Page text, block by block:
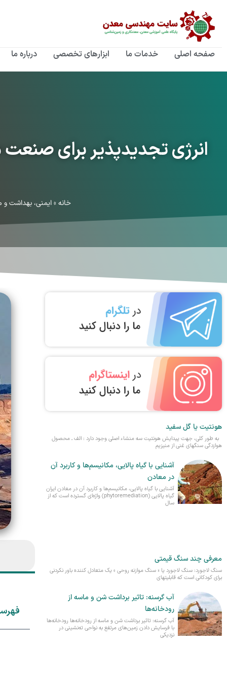
محتوا
صفحه اصلی خدمات ما ابزارهای تخصصی درباره ما
انرژی تجدیدپذیر برای
خانه»ایمنى، بهداشت
هونتیت یا گل سفید
به طور کلی، جهت پیدایش هونتیت سه منشاء اصلی وجود دارد : الف ـ محصول
هوازدگی سنگهای غنی از منیزیم
آشنایی با گیاه پالایی، مکانیسم‌ها و کاربرد آن
در معادن
آشنایی با گیاه پالایی، مکانیسم‌ها و کاربرد آن در معادن ایران
گیاه پالایی (phytoremediation) واژه‌ای گسترده است که از
سال
معرفی چند سنگ قیمتی
سنگ لاجورد: سنگ لاجورد یا « سنگ موازنه روحی » یک متعادل کننده باور نکردنی
برای کودکانی است که قابلیتهای
آب گرسنه: تاثیر برداشت شن و ماسه از
رودخانه‌‌‌ها
آب گرسنه: تاثیر برداشت شن و ماسه از رودخانه‌‌‌ها رودخانه‌ها
با فرسایش دادن زمین‌های مرتفع به نواحی ته‌نشینی در
نزدیکی